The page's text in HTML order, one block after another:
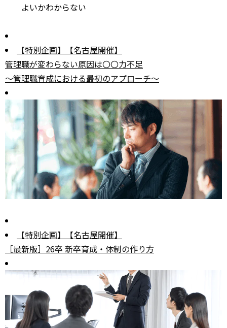
よいかわからない
【特別企画】【名古屋開催】
管理職が変わらない原因は〇〇力不足
～管理職育成における最初のアプローチ～
【特別企画】【名古屋開催】
［最新版］26卒 新卒育成・体制の作り方